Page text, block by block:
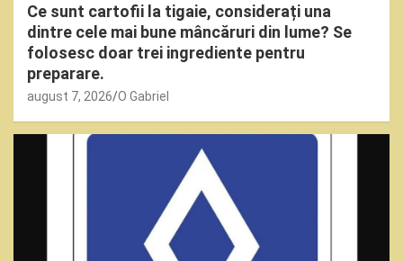
Ce sunt cartofii la tigaie, considerați una
dintre cele mai bune mâncăruri din lume? Se
folosesc doar trei ingrediente pentru
preparare.
august 7, 2026 O Gabriel